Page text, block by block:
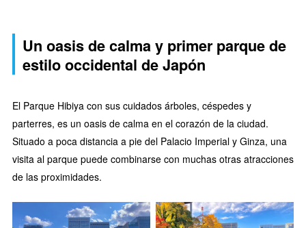
Un oasis de calma y primer parque de
estilo occidental de Japón
El Parque Hibiya con sus cuidados árboles, céspedes y
parterres, es un oasis de calma en el corazón de la ciudad.
Situado a poca distancia a pie del Palacio Imperial y Ginza, una
visita al parque puede combinarse con muchas otras atracciones
de las proximidades.